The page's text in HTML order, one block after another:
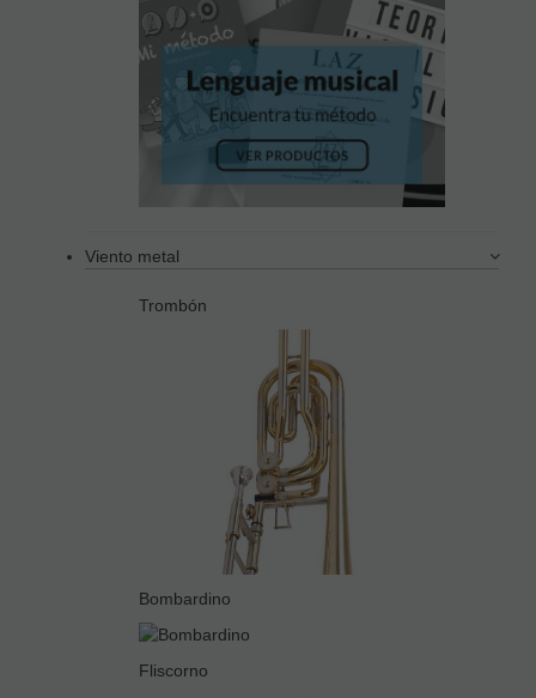
Viento metal
Trombón
Bombardino
Fliscorno